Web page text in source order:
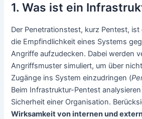
1. Was ist ein
Der Penetrationstest, kurz Pentest,
die Empfindlichkeit eines Systems
Angriffe aufzudecken. Dabei werden
Angriffsmuster simuliert, um über
Zugänge ins System einzudringen (
Beim Infrastruktur-Pentest
Sicherheit einer Organisation.
Wirksamkeit von internen und